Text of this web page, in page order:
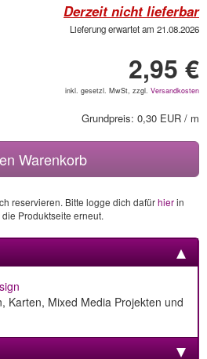
Derzeit nicht lieferbar
Lieferung erwartet am 21.08.2026
2,95 €
inkl. gesetzl. MwSt, zzgl. Versandkosten
Grundpreis: 0,30 EUR / m
Warenkorb
reservieren. Bitte logge dich dafürhierin
Produktseite erneut.
Karten, Mixed Media Projekten und